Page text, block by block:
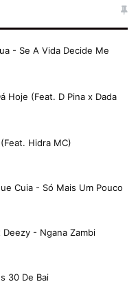
- Se A Vida Decide Me
Hoje (Feat. D Pina x Dada
Hidra MC)
Cuia - Só Mais Um Pouco
Deezy - Ngana Zambi
30 De Bai